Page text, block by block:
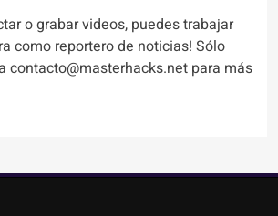
o grabar videos, puedes trabajar
como reportero de noticias! Sólo
contacto@masterhacks.net para más